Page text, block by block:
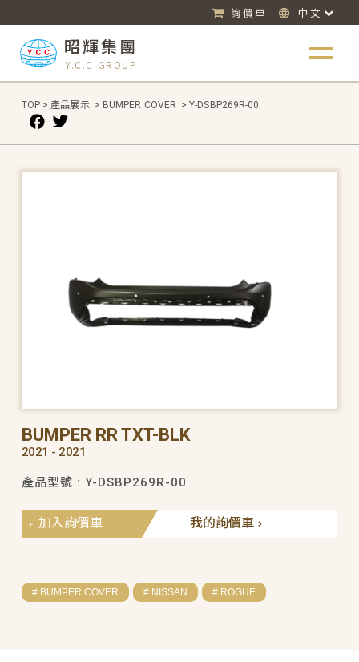
詢價車 中文
昭輝集團
Y.C.C GROUP
TOP > 產品展示 > BUMPER COVER > Y-DSBP269R-00
BUMPER RR TXT-BLK
2021 - 2021
產品型號 : Y-DSBP269R-00
我的詢價車
加入詢價車
# BUMPER COVER # NISSAN # ROGUE